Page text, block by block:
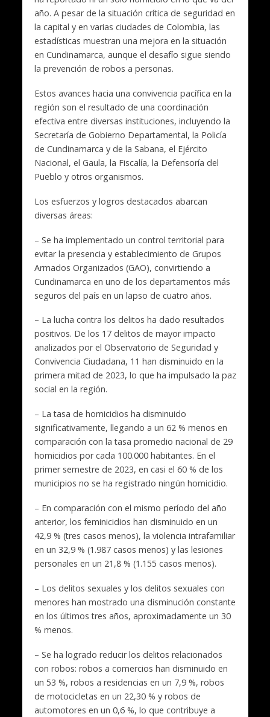
año. A pesar de la situación crítica de seguridad en
la capital y en varias ciudades de Colombia, las
estadísticas muestran una mejora en la situación
en Cundinamarca, aunque el desafío sigue siendo
la prevención de robos a personas.
Estos avances hacia una convivencia pacífica en la
región son el resultado de una coordinación
efectiva entre diversas instituciones, incluyendo la
Secretaría de Gobierno Departamental, la Policía
de Cundinamarca y de la Sabana, el Ejército
Nacional, el Gaula, la Fiscalía, la Defensoría del
Pueblo y otros organismos.
Los esfuerzos y logros destacados abarcan
diversas áreas:
– Se ha implementado un control territorial para
evitar la presencia y establecimiento de Grupos
Armados Organizados (GAO), convirtiendo a
Cundinamarca en uno de los departamentos más
seguros del país en un lapso de cuatro años.
– La lucha contra los delitos ha dado resultados
positivos. De los 17 delitos de mayor impacto
analizados por el Observatorio de Seguridad y
Convivencia Ciudadana, 11 han disminuido en la
primera mitad de 2023, lo que ha impulsado la paz
social en la región.
– La tasa de homicidios ha disminuido
significativamente, llegando a un 62 % menos en
comparación con la tasa promedio nacional de 29
homicidios por cada 100.000 habitantes. En el
primer semestre de 2023, en casi el 60 % de los
municipios no se ha registrado ningún homicidio.
– En comparación con el mismo período del año
anterior, los feminicidios han disminuido en un
42,9 % (tres casos menos), la violencia intrafamiliar
en un 32,9 % (1.987 casos menos) y las lesiones
personales en un 21,8 % (1.155 casos menos).
– Los delitos sexuales y los delitos sexuales con
menores han mostrado una disminución constante
en los últimos tres años, aproximadamente un 30
% menos.
– Se ha logrado reducir los delitos relacionados
con robos: robos a comercios han disminuido en
un 53 %, robos a residencias en un 7,9 %, robos
de motocicletas en un 22,30 % y robos de
automotores en un 0,6 %, lo que contribuye a